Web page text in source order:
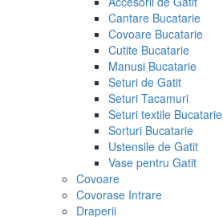
Cantare Bucatarie
Covoare Bucatarie
Cutite Bucatarie
Manusi Bucatarie
Seturi de Gatit
Seturi Tacamuri
Seturi textile Bucatarie
Sorturi Bucatarie
Ustensile de Gatit
Vase pentru Gatit
Covoare
Covorase Intrare
Draperii